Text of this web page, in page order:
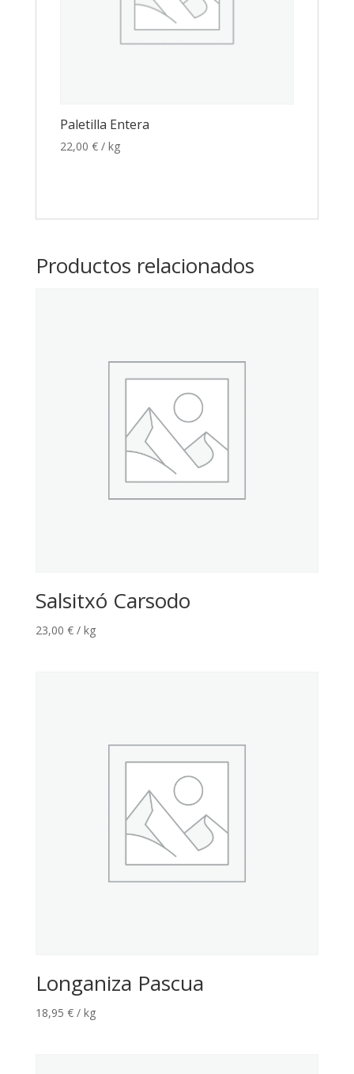
Paletilla Entera
22,00 € / kg
Productos relacionados
Salsitxó Carsodo
23,00 € / kg
Longaniza Pascua
18,95 € / kg